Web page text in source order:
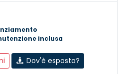
inclusa
Dov'è esposta?